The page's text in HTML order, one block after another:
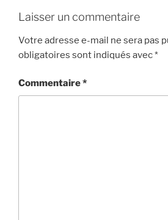
Laisser un commentaire
Votre adresse e-mail ne sera pas
obligatoires sont indiqués avec*
Commentaire*